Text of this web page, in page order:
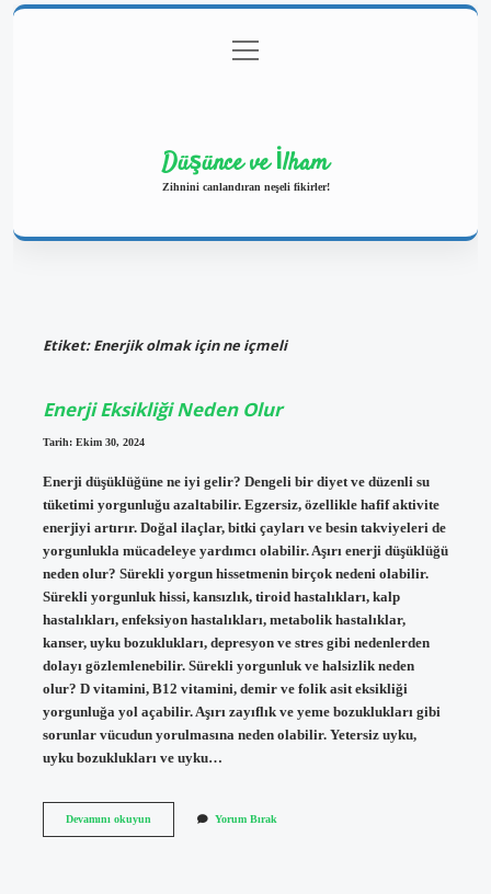
Gizlilik Politikası
menüyü
aç
Düşünce ve İlham
Zihnini canlandıran neşeli fikirler!
Etiket:Enerjik olmak için ne içmeli
Enerji Eksikliği Neden Olur
Tarih: Ekim 30, 2024
Enerji düşüklüğüne ne iyi gelir? Dengeli bir diyet ve düzenli su
tüketimi yorgunluğu azaltabilir. Egzersiz, özellikle hafif aktivite
enerjiyi artırır. Doğal ilaçlar, bitki çayları ve besin takviyeleri de
yorgunlukla mücadeleye yardımcı olabilir. Aşırı enerji düşüklüğü
neden olur? Sürekli yorgun hissetmenin birçok nedeni olabilir.
Sürekli yorgunluk hissi, kansızlık, tiroid hastalıkları, kalp
hastalıkları, enfeksiyon hastalıkları, metabolik hastalıklar,
kanser, uyku bozuklukları, depresyon ve stres gibi nedenlerden
dolayı gözlemlenebilir. Sürekli yorgunluk ve halsizlik neden
olur? D vitamini, B12 vitamini, demir ve folik asit eksikliği
yorgunluğa yol açabilir. Aşırı zayıflık ve yeme bozuklukları gibi
sorunlar vücudun yorulmasına neden olabilir. Yetersiz uyku,
uyku bozuklukları ve uyku…
Devamını okuyunEnerji
Yorum Bırak